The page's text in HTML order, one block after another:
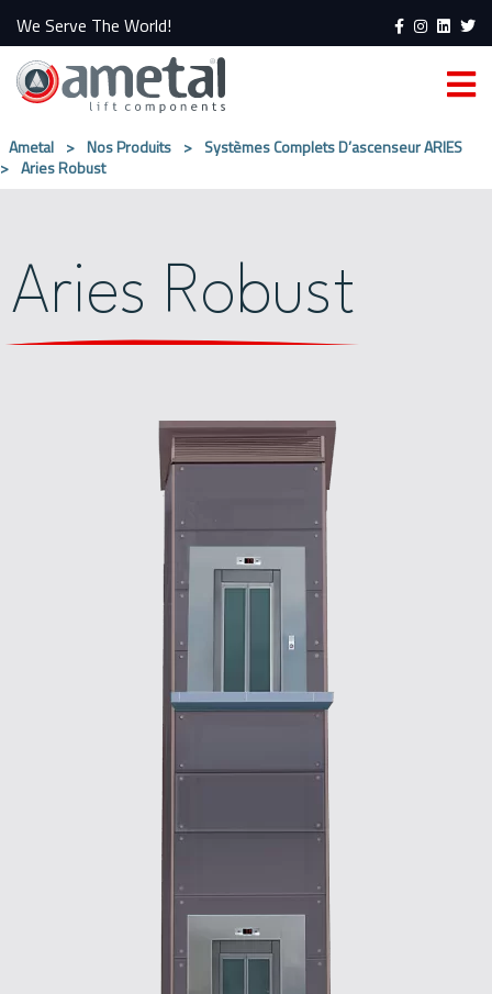
We Serve The World!
Ametal > Nos Produits > Systèmes Complets D’ascenseur ARIES
> Aries Robust
Aries Robust